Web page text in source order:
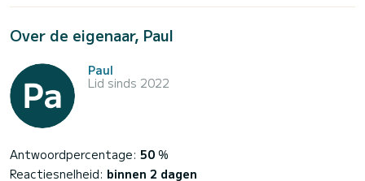
Over de eigenaar, Paul
Paul
Lid sinds 2022
Antwoordpercentage: 50 %
Reactiesnelheid: binnen 2 dagen